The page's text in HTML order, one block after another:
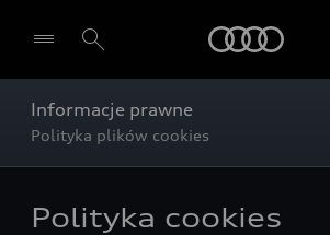
Wybierz Twojego Partnera Audi
Informacje prawne
Polityka plików cookies
Polityka cookies